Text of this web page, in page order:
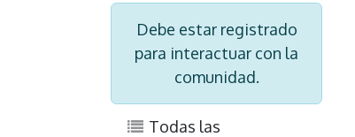
Debe estar registrado
para interactuar con la
comunidad.
Todas las